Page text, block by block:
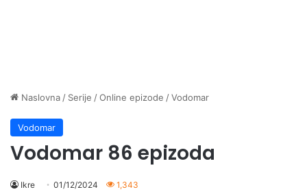
Naslovna / Serije /Online epizode /Vodomar
Vodomar
Vodomar 86 epizoda
Ikre 01/12/2024 1,343